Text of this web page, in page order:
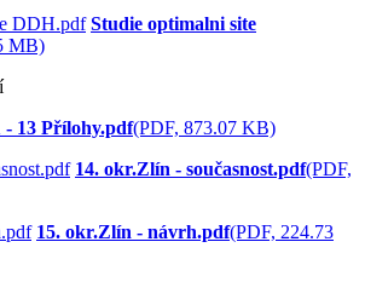
Studie optimalni site
MB)
- 13 Přílohy.pdf(PDF, 873.07 KB)
14. okr.Zlín - současnost.pdf(PDF,
15. okr.Zlín - návrh.pdf(PDF, 224.73